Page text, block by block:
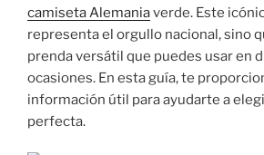
camiseta Alemaniaverde. Este
representa el orgullo nacional, sino
prenda versátil que puedes usar en
ocasiones. En esta guía, te
información útil para ayudarte a
perfecta.